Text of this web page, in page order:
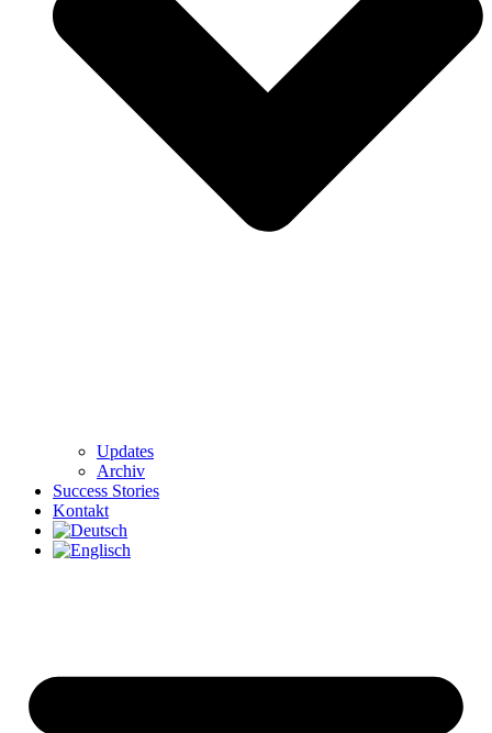
Updates
Archiv
Success Stories
Kontakt